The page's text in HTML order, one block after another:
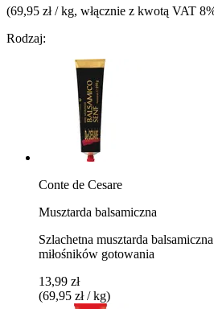
(69,95 zł / kg, włącznie z kwotą VAT
Rodzaj:
Conte de Cesare
Musztarda balsamiczna
Szlachetna musztarda
miłośników gotowania
13,99 zł
(69,95 zł / kg)